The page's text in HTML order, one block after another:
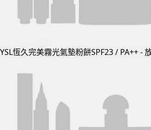
YSL恆久完美霧光氣墊粉餅SPF23 / PA++ -